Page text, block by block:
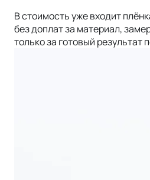
В стоимость уже входит
без доплат за материал,
только за готовый результат